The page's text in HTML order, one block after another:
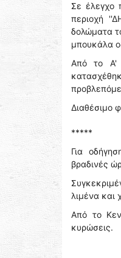
Σε έλεγχο
περιοχή
δολώματα
μπουκάλα
Από το Α'
Διαθέσιμο
*****
Για
βραδινές
λιμένα και
Από το
κυρώσεις.